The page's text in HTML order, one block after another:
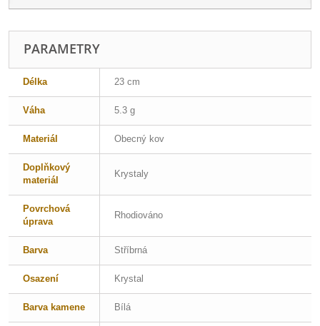
PARAMETRY
Délka 23 cm
Váha 5.3 g
Materiál Obecný kov
Doplňkový
materiál
Krystaly
Povrchová
úprava
Rhodiováno
Barva Stříbrná
Osazení Krystal
Barva kamene Bílá